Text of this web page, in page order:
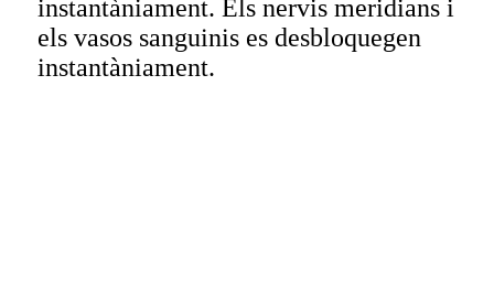
instantàniament. Els nervis meridians i
els vasos sanguinis es desbloquegen
instantàniament.